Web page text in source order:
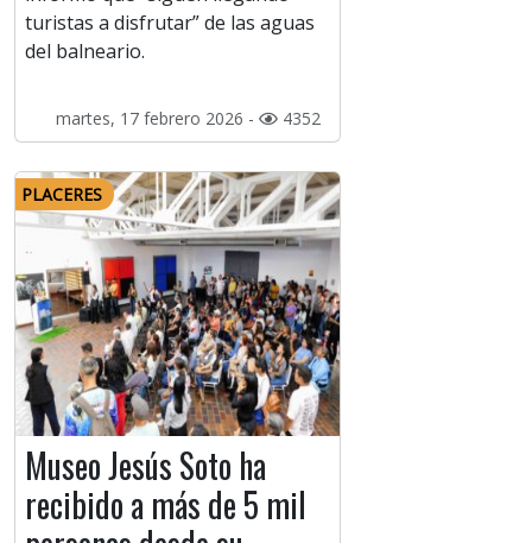
turistas a disfrutar” de las aguas
del balneario.
martes, 17 febrero 2026 - 4352
PLACERES
Museo Jesús Soto ha
recibido a más de 5 mil